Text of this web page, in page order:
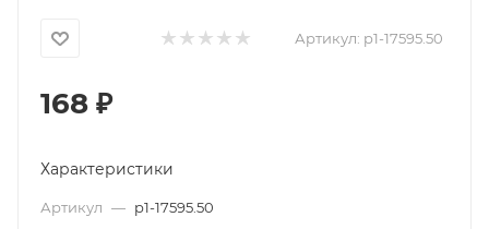
Артикул: p1-17595.50
168 ₽
Характеристики
Артикул — p1-17595.50